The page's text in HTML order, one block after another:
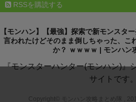
RSSを購読する
【モンハン】【最強】探索で新モンスタ
言われたけどそのまま倒しちゃった、こ
か？ ｗｗｗｗ | モンハン
『モンスターハンター(モンハン)』
サイトです。
Copyright© モンハン攻略まとめ隊 ,